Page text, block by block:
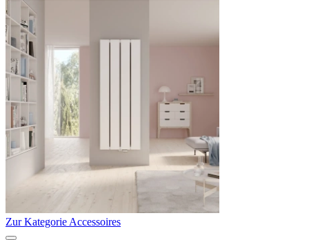
Zur Kategorie Accessoires